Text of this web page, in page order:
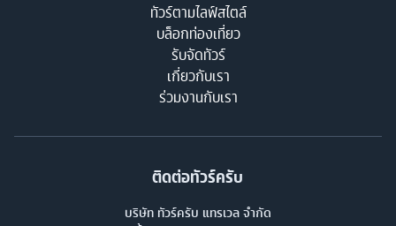
ทัวร์ตามไลฟ์สไตล์
บล็อกท่องเที่ยว
รับจัดทัวร์
เกี่ยวกับเรา
ร่วมงานกับเรา
ติดต่อทัวร์ครับ
บริษัท ทัวร์ครับ แทรเวล จำกัด